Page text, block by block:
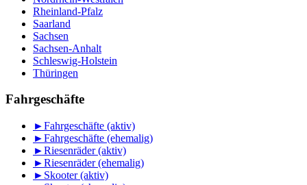
Rheinland-Pfalz
Saarland
Sachsen
Sachsen-Anhalt
Schleswig-Holstein
Thüringen
Fahrgeschäfte
►Fahrgeschäfte (aktiv)
►Fahrgeschäfte (ehemalig)
►Riesenräder (aktiv)
►Riesenräder (ehemalig)
► Skooter (aktiv)